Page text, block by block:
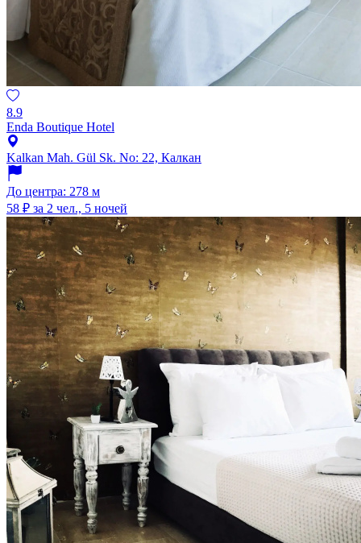
8.9
Enda Boutique Hotel
Kalkan Mah. Gül Sk. No: 22, Калкан
До центра: 278 м
58 ₽ за 2 чел., 5 ночей